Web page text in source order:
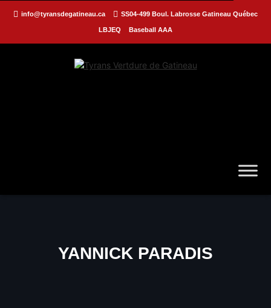
info@tyransdegatineau.ca SS04-499 Boul. Labrosse Gatineau Québec
LBJEQ Baseball AAA
YANNICK PARADIS